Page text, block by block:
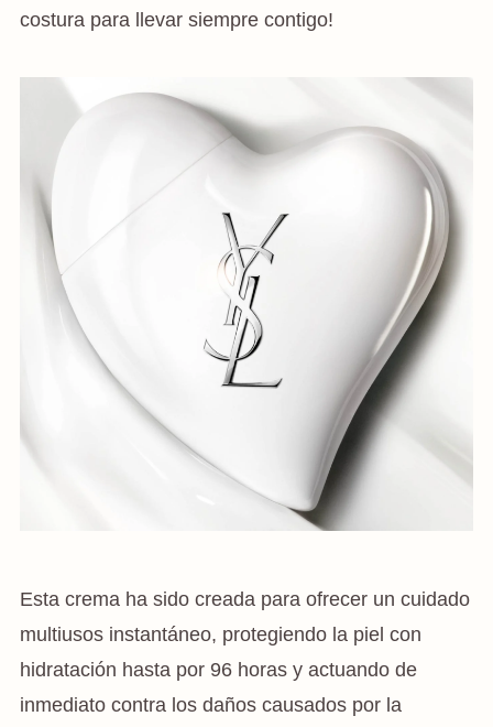
costura para llevar siempre contigo!
Esta crema ha sido creada para ofrecer un cuidado
multiusos instantáneo, protegiendo la piel con
hidratación hasta por 96 horas y actuando de
inmediato contra los daños causados por la